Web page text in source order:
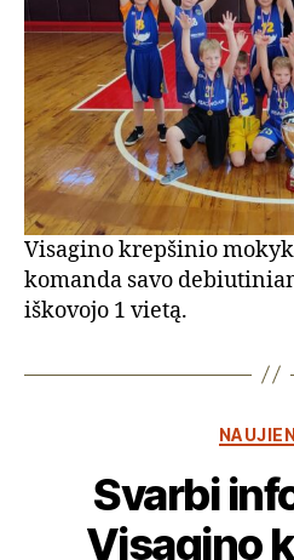
Visagino krepšinio
komanda savo
iškovojo 1 vietą.
Svarbi
Visagino